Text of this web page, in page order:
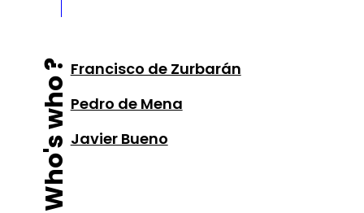
Who's who ?Francisco de Zurbarán
Pedro de Mena
Javier Bueno